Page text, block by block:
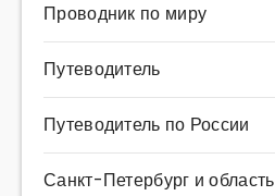
Проводник по миру
Путеводитель
Путеводитель по России
Санкт-Петербург и область